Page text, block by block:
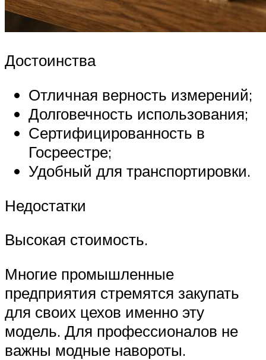
Достоинства
Отличная верность измерений;
Долговечность использования;
Сертифицированность в
Госреестре;
Удобный для транспортировки.
Недостатки
Высокая стоимость.
Многие промышленные
предприятия стремятся закупать
для своих цехов именно эту
модель. Для профессионалов не
важны модные навороты.